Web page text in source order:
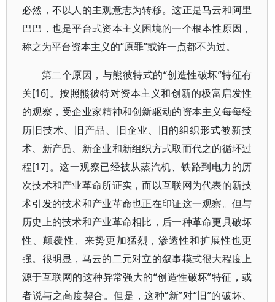
必然，不以人的主观意志为转移。这正是马云和阿里
巴巴，也是平台式资本主义困境的一个根本性原因，
称之为平台资本主义的“原罪”或许一点都不为过。
第二个原因，与熊彼特式的“创造性破坏”特征有
关[16]。按照熊彼特对资本主义和创新的极富启发性
的观察，受企业家精神和创新驱动的资本主义每每经
历旧技术、旧产品、旧企业、旧的组织形式被新技
术、新产品、新企业和新组织方式取而代之的循环过
程[17]。这一观察已经被从蒸汽机、铁路到电力的历
次技术和产业革命所证实，而以互联网为代表的新技
术引发的技术和产业革命也正在印证这一观察。但与
历史上的技术和产业革命相比，后一种革命更具破坏
性、颠覆性、来势更加猛烈，渗透性和扩展性也更
强。很明显，马云的二元对立的叙事模式很大程度上
源于互联网的这种异常强大的“创造性破坏”特征，或
者说与之高度契合。但是，这种“新”对“旧”的破坏、